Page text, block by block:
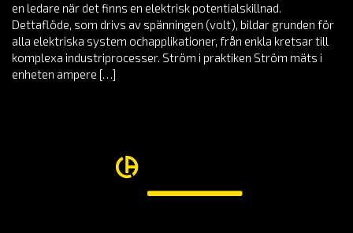
en ledare när det finns en elektrisk potentialskillnad.
Dettaflöde, som drivs av spänningen (volt), bildar grunden för
alla elektriska system ochapplikationer, från enkla kretsar till
komplexa industriprocesser. Ström i praktiken Ström mäts i
enheten ampere […]